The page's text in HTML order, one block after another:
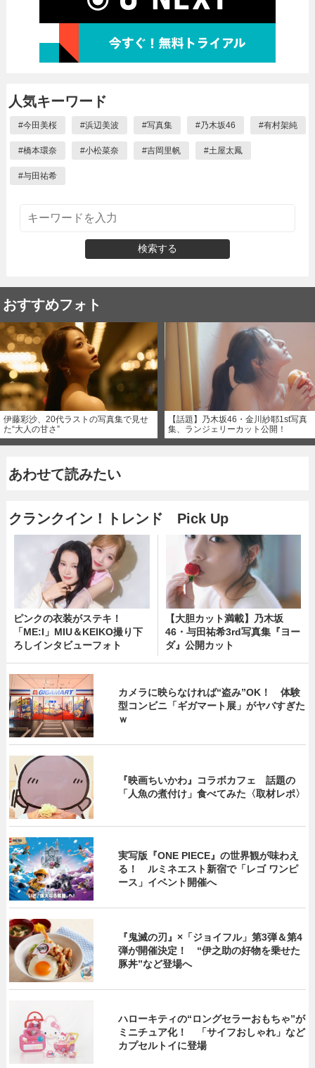
人気キーワード
#今田美桜 #浜辺美波 #写真集 #乃木坂46 #有村架純
#橋本環奈 #小松菜奈 #吉岡里帆 #土屋太鳳
#与田祐希
検索する
おすすめフォト
伊藤彩沙、20代ラストの写真集で見せ
た“大人の甘さ”
【話題】乃木坂46・金川紗耶1st写真
集、ランジェリーカット公開！
あわせて読みたい
クランクイン！トレンド Pick Up
ピンクの衣装がステキ！
「ME:I」MIU＆KEIKO撮り下
ろしインタビューフォト
【大胆カット満載】乃木坂
46・与田祐希3rd写真集『ヨー
ダ』公開カット
カメラに映らなければ“盗み”OK！ 体験
型コンビニ「ギガマート展」がヤバすぎた
ｗ
『映画ちいかわ』コラボカフェ 話題の
「人魚の煮付け」食べてみた〈取材レポ〉
実写版『ONE PIECE』の世界観が味わえ
る！ ルミネエスト新宿で「レゴ ワンピ
ース」イベント開催へ
『鬼滅の刃』×「ジョイフル」第3弾＆第4
弾が開催決定！ “伊之助の好物を乗せた
豚丼”など登場へ
ハローキティの“ロングセラーおもちゃ”が
ミニチュア化！ 「サイフおしゃれ」など
カプセルトイに登場